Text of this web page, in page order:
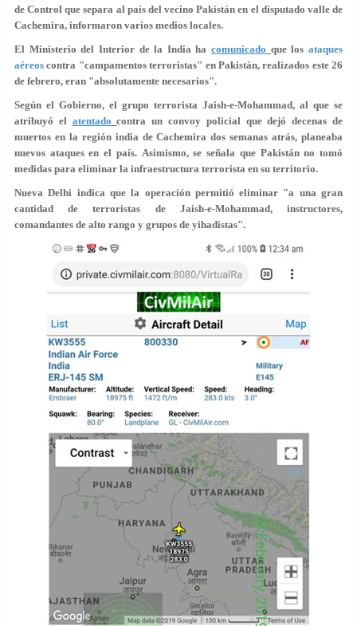
de Control que separa al país del vecino Pakistán en el disputado valle de
Cachemira, informaron varios medios locales.
El Ministerio del Interior de la India hacomunicado que losataques
aéreos contra "campamentos terroristas" en Pakistán, realizados este 26
de febrero, eran "absolutamente necesarios".
Según el Gobierno, el grupo terrorista Jaish-e-Mohammad, al que se
atribuyó el atentado contra un convoy policial que dejó decenas de
muertos en la región india de Cachemira dos semanas atrás, planeaba
nuevos ataques en el país. Asimismo, se señala que Pakistán no tomó
medidas para eliminar la infraestructura terrorista en su territorio.
Nueva Delhi indica que la operación permitióeliminar "a una gran
cantidad de terroristas de Jaish-e-Mohammad, instructores,
comandantes de alto rango y grupos de yihadistas".